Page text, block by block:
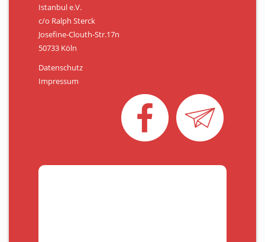
Istanbul e.V.
c/o Ralph Sterck
Josefine-Clouth-Str.17n
50733 Köln
Datenschutz
Impressum